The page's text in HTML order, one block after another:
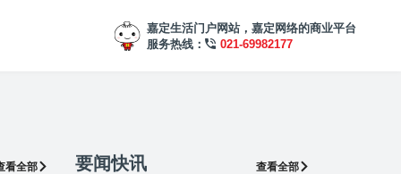
嘉定生活门户网站，嘉定网络的商业平台
服务热线：
021-69982177
看全部 要闻快讯 查看全部